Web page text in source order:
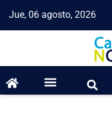
Jue, 06 agosto, 2026